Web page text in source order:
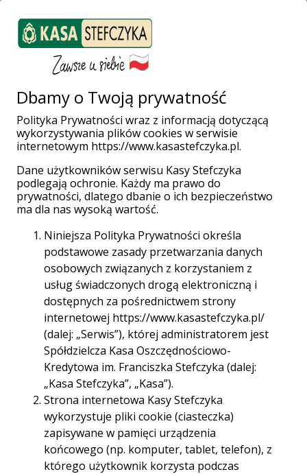
Weź pożyczkę
Załóż konto
Strona główna Finanse bez tajemnic
Droga do własnego M.
Jak wypełnić PCC-3 przy zakupie nieruchomości? Praktyczny
Data publikacji: 29-10-2025 | Treść jest aktualna na
dzień: 09-10-2025
Dbamy o Twoją prywatność
Polityka Prywatności wraz z informacją dotyczącą
wykorzystywania plików cookies w serwisie
internetowym https://www.kasastefczyka.pl.
Dane użytkowników serwisu Kasy Stefczyka
podlegają ochronie. Każdy ma prawo do
prywatności, dlatego dbanie o ich bezpieczeństwo
ma dla nas wysoką wartość.
Niniejsza Polityka Prywatności określa
podstawowe zasady przetwarzania danych
osobowych związanych z korzystaniem z
usług świadczonych drogą elektroniczną i
dostępnych za pośrednictwem strony
internetowej https://www.kasastefczyka.pl/
(dalej: „Serwis”), której administratorem jest
Spółdzielcza Kasa Oszczędnościowo-
Kredytowa im. Franciszka Stefczyka (dalej:
„Kasa Stefczyka”, „Kasa”).
Strona internetowa Kasy Stefczyka
wykorzystuje pliki cookie (ciasteczka)
zapisywane w pamięci urządzenia
końcowego (np. komputer, tablet, telefon), z
którego użytkownik korzysta podczas